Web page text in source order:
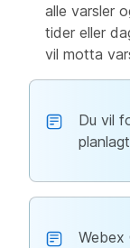
alle varsler
tider eller
vil motta
Du vil
Webex